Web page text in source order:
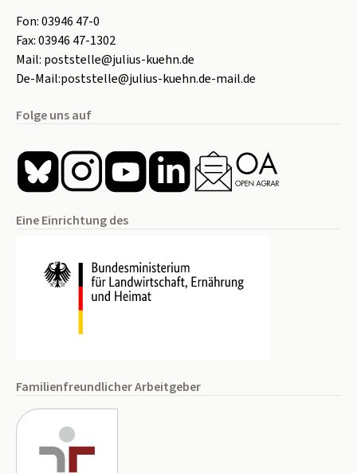
Fon:03946 47-0
Fax:03946 47-1302
Mail: poststelle@julius-kuehn.de
De-Mail:poststelle@julius-kuehn.de-mail.de
Folge uns auf
Eine Einrichtung des
Familienfreundlicher Arbeitgeber